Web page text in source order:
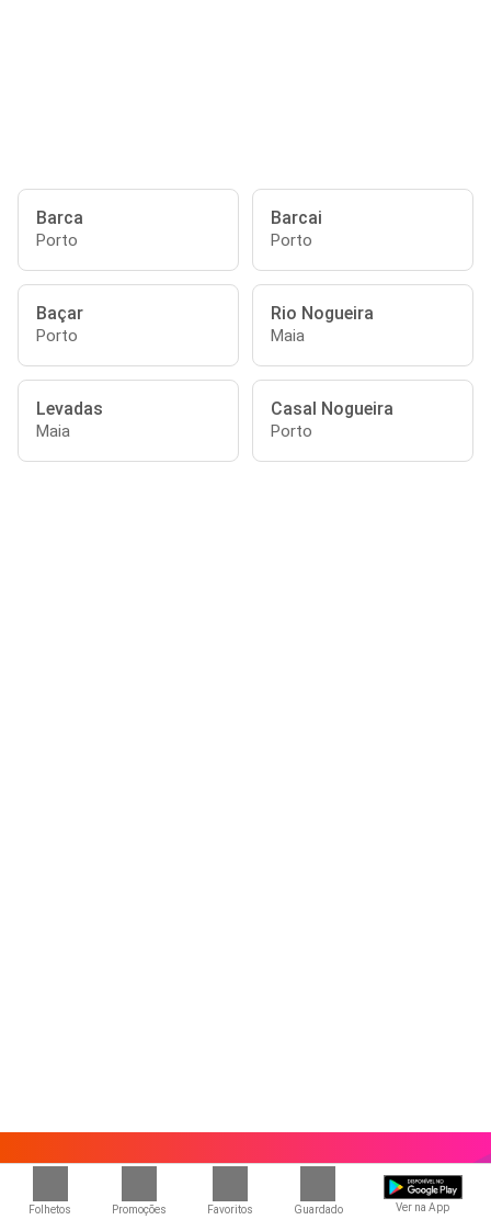
Folhetos Promoções Favoritos Guardado Ver na App
Barca
Porto
Barcai
Porto
Baçar
Porto
Rio Nogueira
Maia
Levadas
Maia
Casal Nogueira
Porto